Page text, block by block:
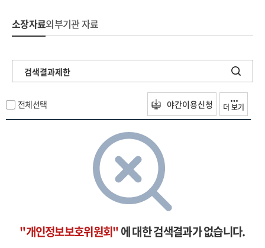
소장자료외부기관 자료
검색결과제한
전체선택 야간이용신청 더 보기
"개인정보보호위원회"에 대한 검색결과가 없습니다.